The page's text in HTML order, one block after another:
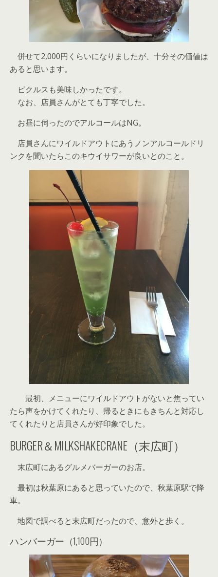
併せて2,000円くらいになりましたが、十分その価値は
あると思います。
ピクルスも美味しかったです。
なお、店員さんがとても丁寧でした。
お昼に伺ったのでアルコールはNG。
店員さんにワイルドアウトにあうノンアルコールドリ
ンクを聞いたらこのキウイサワーが良いとのこと。
最初、メニューにワイルドアウトがないと焦ってい
たら声をかけてくれたり、帰るときにもきちんと対応し
てくれたりと店員さんが好印象でした。
BURGER＆MILKSHAKECRANE（末広町）
末広町にあるグルメバーガーのお店。
最初は秋葉原にあると思っていたので、秋葉原駅で降
車。
地図で調べると末広町だったので、意外と歩く。
ハンバーガー（1,100円）